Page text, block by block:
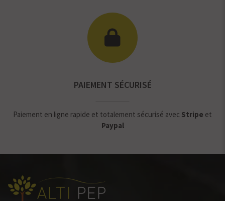
PAIEMENT SÉCURISÉ
Paiement en ligne rapide et totalement sécurisé avec Stripe et
Paypal